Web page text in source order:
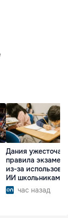
Дания
правила
из-за
ИИ школьниками
час назад